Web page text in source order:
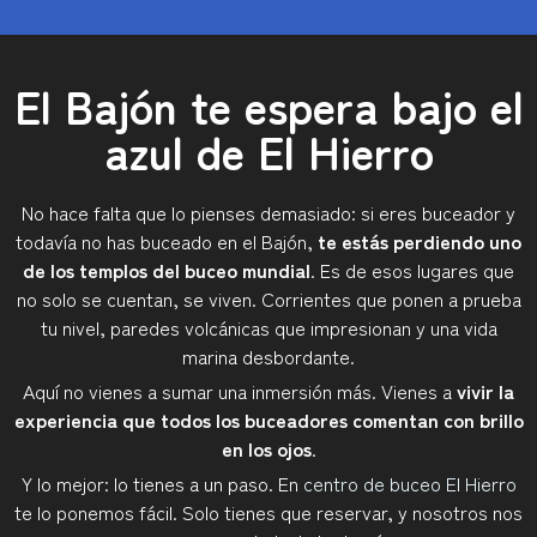
tienes 😊P.d: Iñaki,
seguiremos con
nuestra conversación
de deconstrucción
masculina😆😘Eva y
Manel
uno.Gracias a Iñaki,
paciencia y ayuda.
como otros" y después
puedo decir que centro
de buceo el hierro no
mete prisas,
inmersiones de 45', 50'
más de 60' según la
inmersión y tus
capacidades te dejan la
"libertad" que la
ocasión permita. Nos
han preguntado que
hacer, se han
esforzado en que
fueran chulas y en qué
nuestra estancia fuera
agradable. Iñaki, Asier,
El Bajón te espera bajo el
azul de El Hierro
No hace falta que lo pienses demasiado: si eres buceador y
todavía no has buceado en el Bajón, te estás perdiendo uno
de los templos del buceo mundial. Es de esos lugares que
no solo se cuentan, se viven. Corrientes que ponen a prueba
tu nivel, paredes volcánicas que impresionan y una vida
marina desbordante.
Aquí no vienes a sumar una inmersión más. Vienes avivir la
experiencia que todos los buceadores comentan con brillo
en los ojos.
Y lo mejor: lo tienes a un paso. En centro de buceo El Hierro
te lo ponemos fácil. Solo tienes que reservar, y nosotros nos